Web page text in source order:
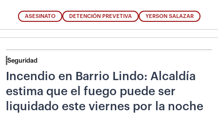
ASESINATO DETENCIÓN PREVETIVA YERSON SALAZAR
Seguridad
Incendio en Barrio Lindo: Alcaldía
estima que el fuego puede ser
liquidado este viernes por la noche